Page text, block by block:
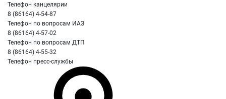
Телефон канцелярии
8 (86164) 4-54-87
Телефон по вопросам ИАЗ
8 (86164) 4-57-02
Телефон по вопросам ДТП
8 (86164) 4-55-32
Телефон пресc-службы